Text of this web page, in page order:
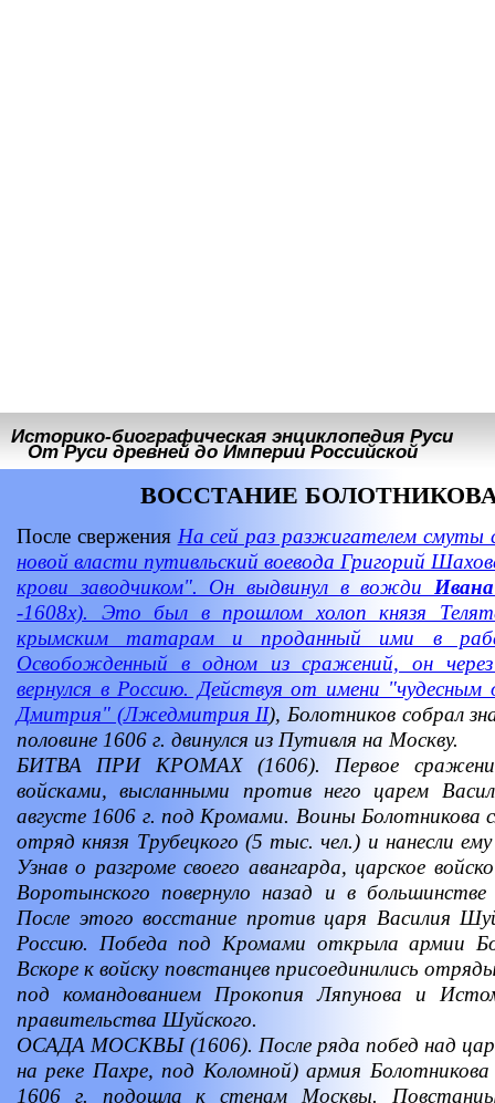
Историко-биографическая энциклопедия Руси
От Руси древней до Империи Российской
ВОССТАНИЕ БОЛОТНИКОВА
После свержения На сей раз разжигателем смуты
новой власти путивльский воевода Григорий
крови заводчиком". Он выдвинул в вожди
-1608х). Это был в прошлом холоп князя
крымским татарам и проданный ими в
Освобожденный в одном из сражений, он
вернулся в Россию. Действуя от имени "чудесным
Дмитрия" (Лжедмитрия II), Болотников собрал
половине 1606 г. двинулся из Путивля на Москву.
БИТВА ПРИ КРОМАХ (1606). Первое
войсками, высланными против него царем
августе 1606 г. под Кромами. Воины Болотникова
отряд князя Трубецкого (5 тыс. чел.) и нанесли
Узнав о разгроме своего авангарда, царское
Воротынского повернуло назад и в
После этого восстание против царя Василия
Россию. Победа под Кромами открыла армии
Вскоре к войску повстанцев присоединились
под командованием Прокопия Ляпунова и
правительства Шуйского.
ОСАДА МОСКВЫ (1606). После ряда побед над
на реке Пахре, под Коломной) армия
1606 г. подошла к стенам Москвы.